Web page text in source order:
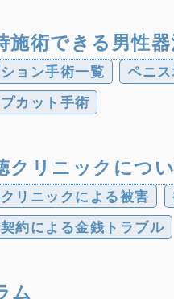
施術できる男性
ョン手術一覧 ペニ
カット手術
クリニックにつ
リニックによる被害
約による金銭トラブル
ム